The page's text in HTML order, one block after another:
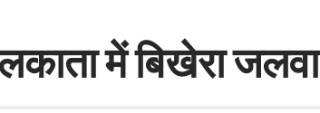
में बिखेरा जलवा